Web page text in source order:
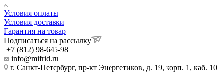
Условия оплаты
Условия доставки
Гарантия на товар
Подписаться на рассылку
+7 (812) 98-645-98
info@mifrid.ru
г. Санкт-Петербург, пр-кт Энергетиков, д. 19, корп. 1, каб. 10